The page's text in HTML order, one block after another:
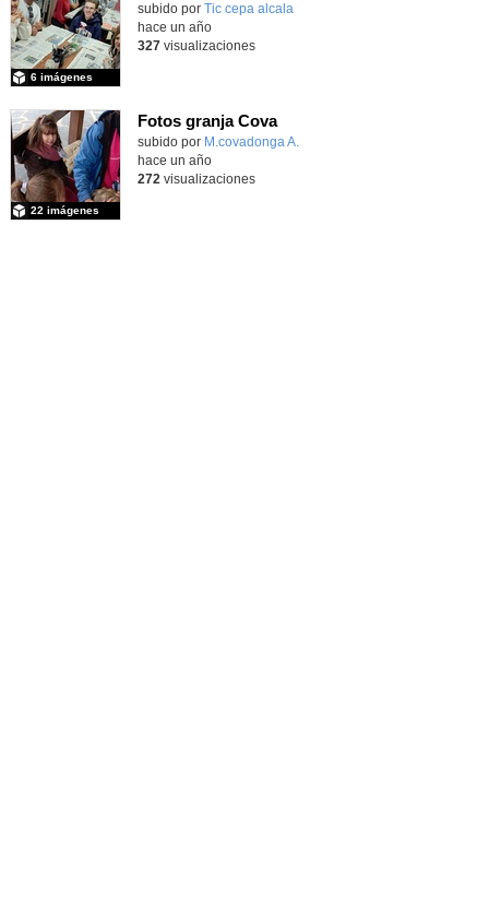
subido por Tic cepa alcala
6 imágenes
hace un año
327visualizaciones
Fotos granja Cova
subido por M.covadonga A.
22 imágenes
hace un año
272 visualizaciones